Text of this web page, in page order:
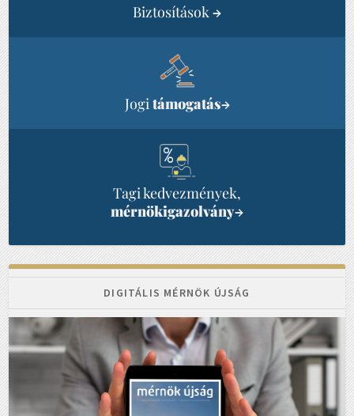
Biztosítások→
Jogi támogatás→
Tagi kedvezmények,
mérnökigazolvány→
DIGITÁLIS MÉRNÖK ÚJSÁG